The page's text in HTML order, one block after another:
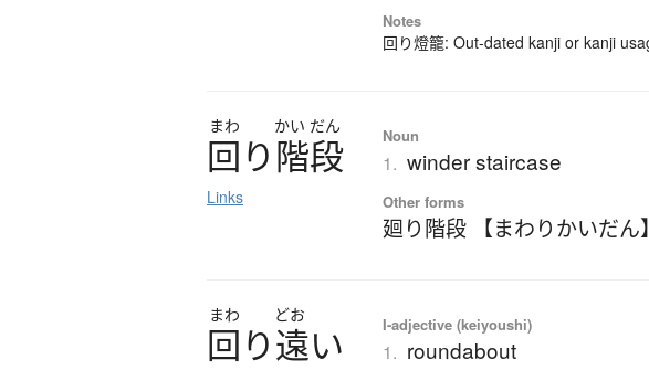
Notes
回り燈籠: Out-dated kanji or kanji
まわ かい だん
回り階段
Links
Noun
1. winder staircase
Other forms
廻り階段 【まわりかいだん】
まわ どお
回り遠い I-adjective (keiyoushi)
1. roundabout